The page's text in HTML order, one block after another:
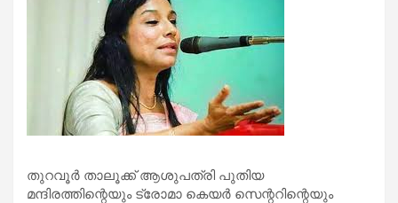
തുറവൂർ താലൂക്ക് ആശുപത്രി പുതിയ
മന്ദിരത്തിന്റെയും ട്രോമാ കെയർ സെന്ററിന്റെയും